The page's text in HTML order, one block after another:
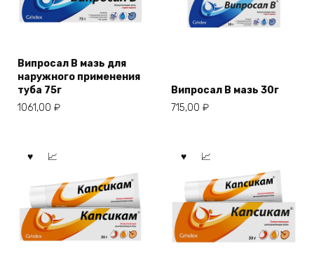
Випросал В мазь для
наружного применения
туба 75г
1061,00 ₽
Випросал В мазь 30г
715,00 ₽